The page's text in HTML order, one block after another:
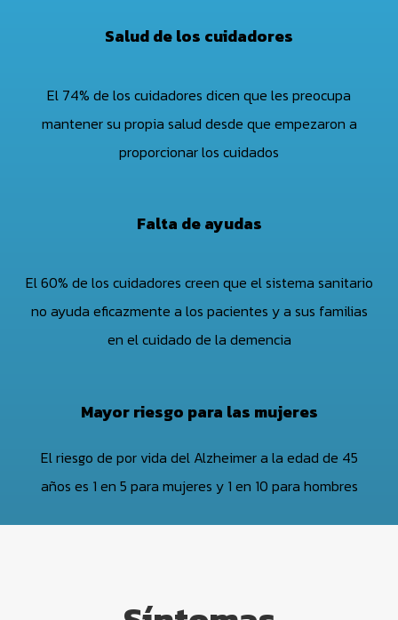
Salud de los cuidadores
El 74% de los cuidadores dicen que les preocupa
mantener su propia salud desde que empezaron a
proporcionar los cuidados
Falta de ayudas
El 60% de los cuidadores creen que el sistema sanitario
no ayuda eficazmente a los pacientes y a sus familias
en el cuidado de la demencia
Mayor riesgo para las mujeres
El riesgo de por vida del Alzheimer a la edad de 45
años es 1 en 5 para mujeres y 1 en 10 para hombres